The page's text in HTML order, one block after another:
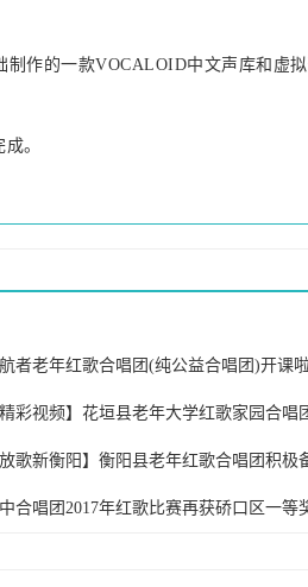
制作的一款VOCALOID中文声库和虚
。
者老年红歌合唱团(纯公益合唱团)开课
精彩视频】花垣县老年大学红歌家园合唱
合唱团2017年红歌比赛再获硚口区一等